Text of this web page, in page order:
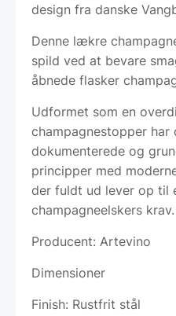
design fra danske
Denne lækre
spild ved at bevare
åbnede flasker
Udformet som en
champagnestopper har
dokumenterede og
principper med
der fuldt ud lever op til
champagneelskers krav.
Producent: Artevino
Dimensioner
Finish: Rustfrit stål